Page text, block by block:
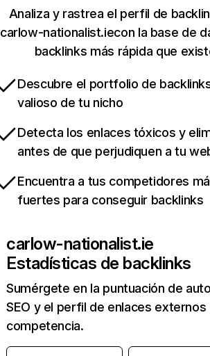
Analiza y rastrea el perfil de
carlow-nationalist.iecon la base de
backlinks más rápida que
Descubre el portfolio de
valioso de tu nicho
Detecta los enlaces tóxicos y
antes de que perjudiquen a tu
Encuentra a tus competidores
fuertes para conseguir backlinks
carlow-nationalist.ie
Estadísticas de backlinks
Sumérgete en la puntuación de
SEO y el perfil de enlaces externos
competencia.